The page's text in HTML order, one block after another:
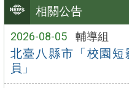
相關公告
2026-08-05 輔導組
北臺八縣市「校園
員」